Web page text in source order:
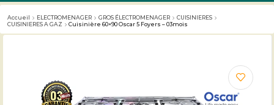
Accueil ELECTROMENAGER GROS ÉLECTROMENAGER
CUISINIERES
CUISINIERES A GAZ
Cuisinière 60×90 Oscar 5 Foyers – 03mois